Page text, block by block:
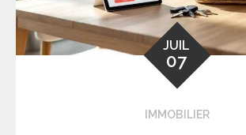
JUIL
07
IMMOBILIER